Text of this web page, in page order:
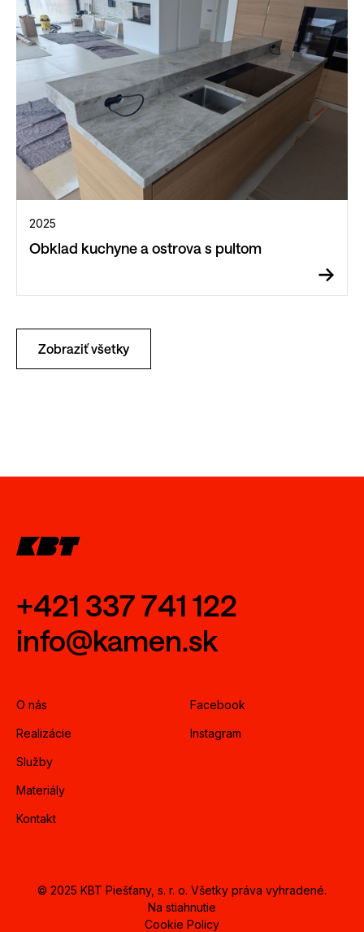
2025
Obklad kuchyne a ostrova s pultom
Zobraziť všetky
+421 337 741 122
info@kamen.sk
O nás
Realizácie
Služby
Materiály
Kontakt
Facebook
Instagram
© 2025 KBT Piešťany, s. r. o. Všetky práva vyhradené.
Na stiahnutie
Cookie Policy